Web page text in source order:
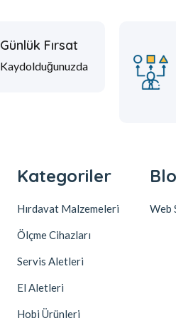
Günlük Fırsat
Kaydolduğunuzda
Kategoriler
Hırdavat Malzemeleri
Ölçme Cihazları
Servis Aletleri
El Aletleri
Hobi Ürünleri
Web